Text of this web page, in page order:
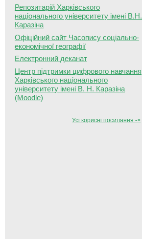
Репозитарій Харківського
національного університету імені В.Н.
Каразіна
Офіційний сайт Часопису соціально-
економічної географії
Електронний деканат
Центр підтримки цифрового навчання
Харківського національного
університету імені В. Н. Каразіна
(Moodle)
Усі корисні посилання ->